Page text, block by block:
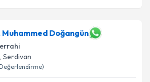
Muhammed Doğangün
, Serdivan